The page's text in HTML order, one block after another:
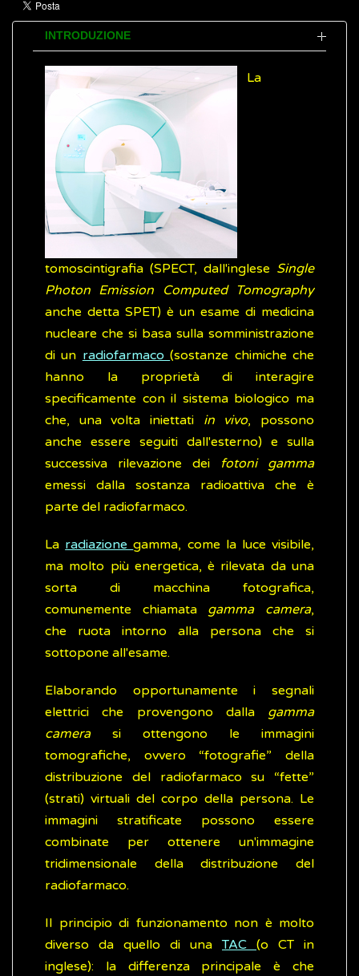
INTRODUZIONE
La
tomoscintigrafia (SPECT, dall'inglese Single
Photon Emission Computed Tomography
anche detta SPET) è un esame di medicina
nucleare che si basa sulla somministrazione
di un radiofarmaco(sostanze chimiche che
hanno la proprietà di interagire
specificamente con il sistema biologico ma
che, una volta iniettati in vivo, possono
anche essere seguiti dall'esterno) e sulla
successiva rilevazione dei fotoni gamma
emessi dalla sostanza radioattiva che è
parte del radiofarmaco.
La radiazionegamma, come la luce visibile,
ma molto più energetica, è rilevata da una
sorta di macchina fotografica,
comunemente chiamata gamma camera,
che ruota intorno alla persona che si
sottopone all'esame.
Elaborando opportunamente i segnali
elettrici che provengono dalla gamma
camerasi ottengono le immagini
tomografiche, ovvero “fotografie” della
distribuzione del radiofarmaco su “fette”
(strati) virtuali del corpo della persona. Le
immagini stratificate possono essere
combinate per ottenere un'immagine
tridimensionale della distribuzione del
radiofarmaco.
Il principio di funzionamento non è molto
diverso da quello di unaTAC (o CT in
inglese): la differenza principale è che